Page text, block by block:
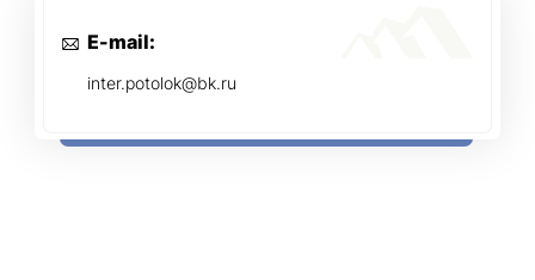
E-mail:
inter.potolok@bk.ru